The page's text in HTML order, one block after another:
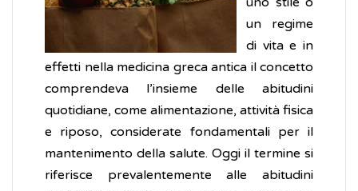
un regime
di vita e in
effetti nella medicina greca antica il concetto
comprendeva l’insieme delle abitudini
quotidiane, come alimentazione, attività fisica
e riposo, considerate fondamentali per il
mantenimento della salute. Oggi il termine si
riferisce prevalentemente alle abitudini